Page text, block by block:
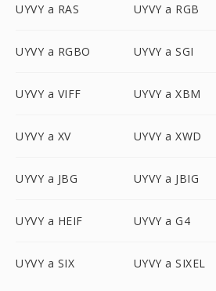
UYVY a RAS UYVY a RGB
UYVY a RGBO UYVY a SGI
UYVY a VIFF UYVY a XBM
UYVY a XV UYVY a XWD
UYVY a JBG UYVY a JBIG
UYVY a HEIF UYVY a G4
UYVY a SIX UYVY a SIXEL